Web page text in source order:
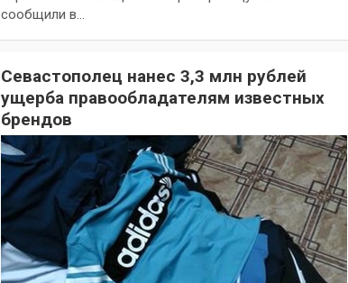
сообщили в…
Севастополец нанес 3,3 млн рублей
ущерба правообладателям известных
брендов